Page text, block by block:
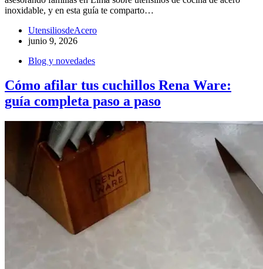
inoxidable, y en esta guía te comparto…
UtensiliosdeAcero
junio 9, 2026
Blog y novedades
Cómo afilar tus cuchillos Rena Ware:
guía completa paso a paso